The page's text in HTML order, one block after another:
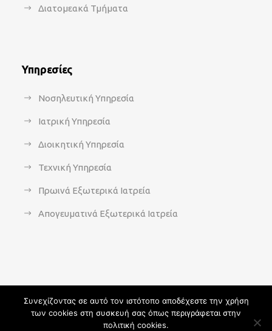
Διατομεακά Τμήματα
Υπηρεσίες
Νοσηλευτική Υπηρεσία
Ιατρική Υπηρεσία
Διοικητική Υπηρεσία
Τεχνική Υπηρεσία
Πρωινά Εξωτερικά Ιατρεία
Απογευματινά Εξωτερικά Ιατρεία
Copyright 2021 - agsavvas-hosp.gr - All Rights Reserved | An
Συνεχίζοντας σε αυτό τον ιστότοπο αποδέχεστε την χρήση
των cookies στη συσκευή σας όπως περιγράφεται στην
πολιτική cookies.